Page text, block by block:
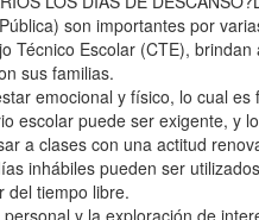
son importantes por
Técnico Escolar (CTE),
sus familias.
emocional y físico, lo cual
escolar puede ser exigente, y
a clases con una actitud
inhábiles pueden ser
del tiempo libre.
y la exploración de